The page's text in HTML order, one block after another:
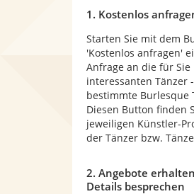
1. Kostenlos
Starten Sie mit dem
'Kostenlos anfragen'
Anfrage an die für Sie
interessanten Tänzer
bestimmte Burlesque
Diesen Button finden
jeweiligen Künstler-
der Tänzer bzw.
2. Angebote
Details besprechen